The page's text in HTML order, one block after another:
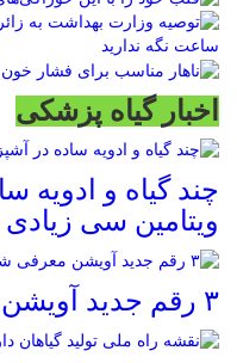
اخبار گیاه پزشکی
چند گیاه و ادویه
ویتامین سی زیادی
۳ رقم جدید آویشن معرفی شد